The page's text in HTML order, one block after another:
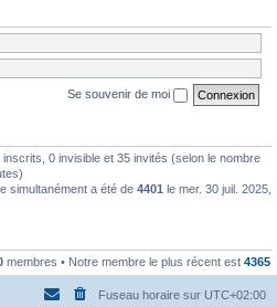
Se souvenir de moi
0 invisible et 35 invités (selon le nombre
simultanément a été de 4401 le mer. 30 juil. 2025,
membres • Notre membre le plus récent est 4365
Fuseau horaire sur UTC+02:00